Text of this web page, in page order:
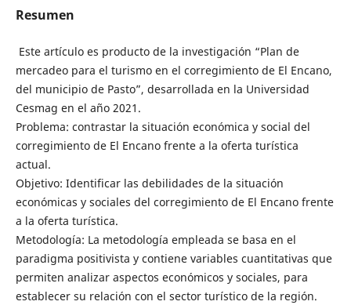
Resumen
Este artículo es producto de la investigación “Plan de
mercadeo para el turismo en el corregimiento de El Encano,
del municipio de Pasto”, desarrollada en la Universidad
Cesmag en el año 2021.
Problema: contrastar la situación económica y social del
corregimiento de El Encano frente a la oferta turística
actual.
Objetivo: Identificar las debilidades de la situación
económicas y sociales del corregimiento de El Encano frente
a la oferta turística.
Metodología: La metodología empleada se basa en el
paradigma positivista y contiene variables cuantitativas que
permiten analizar aspectos económicos y sociales, para
establecer su relación con el sector turístico de la región.